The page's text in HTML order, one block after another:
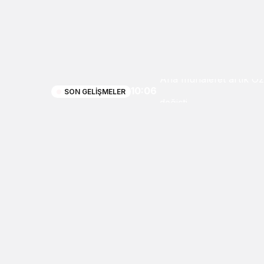
SON GELIŞMELER